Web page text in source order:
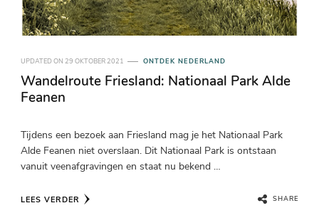
UPDATED ON 29 OKTOBER 2021 ONTDEK NEDERLAND
Wandelroute Friesland: Nationaal Park Alde
Feanen
Tijdens een bezoek aan Friesland mag je het Nationaal Park
Alde Feanen niet overslaan. Dit Nationaal Park is ontstaan
vanuit veenafgravingen en staat nu bekend …
LEES VERDER SHARE